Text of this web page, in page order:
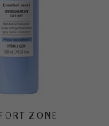
ZONE